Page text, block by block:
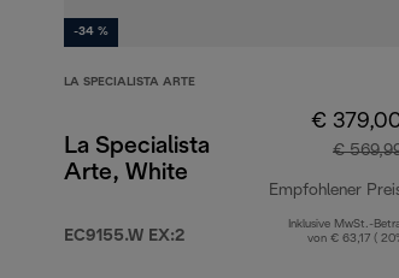
-34 %
LA SPECIALISTA ARTE
La Specialista
Arte, White
EC9155.W EX:2
€
€
Empfohlener
Inklusive MwSt.-
von € 63,17 (